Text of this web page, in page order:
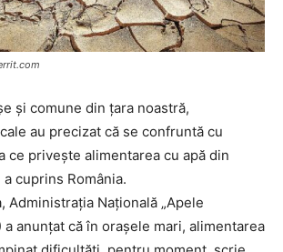
și comune din țara noastră,
au precizat că se confruntă cu
ce privește alimentarea cu apă din
cuprins România.
Administraţia Naţională „Apele
a anunțat că în orașele mari, alimentarea